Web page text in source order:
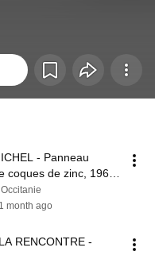
- Panneau
coques de zinc, 1966 -
- BU Raimon Llull -
1 month ago
RENCONTRE -